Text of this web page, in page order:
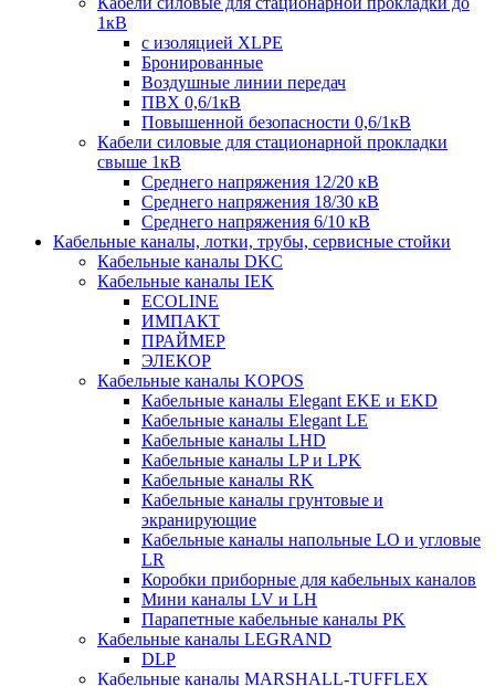
1кВ
c изоляцией XLPE
Бронированные
Воздушные линии передач
ПВХ 0,6/1кВ
Повышенной безопасности 0,6/1кВ
Кабели силовые для стационарной прокладки
свыше 1кВ
Среднего напряжения 12/20 кВ
Среднего напряжения 18/30 кВ
Среднего напряжения 6/10 кВ
Кабельные каналы, лотки, трубы, сервисные стойки
Кабельные каналы DKC
Кабельные каналы IEK
ECOLINE
ИМПАКТ
ПРАЙМЕР
ЭЛЕКОР
Кабельные каналы KOPOS
Кабельные каналы Elegant EKE и EKD
Кабельные каналы Elegant LE
Кабельные каналы LHD
Кабельные каналы LP и LPK
Кабельные каналы RK
Кабельные каналы грунтовые и
экранирующие
Кабельные каналы напольные LO и угловые
LR
Коробки приборные для кабельных каналов
Мини каналы LV и LH
Парапетные кабельные каналы PK
Кабельные каналы LEGRAND
DLP
Кабельные каналы MARSHALL-TUFFLEX